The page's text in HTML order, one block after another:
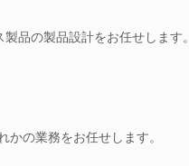
品の製品設計をお任せします。
の業務をお任せします。